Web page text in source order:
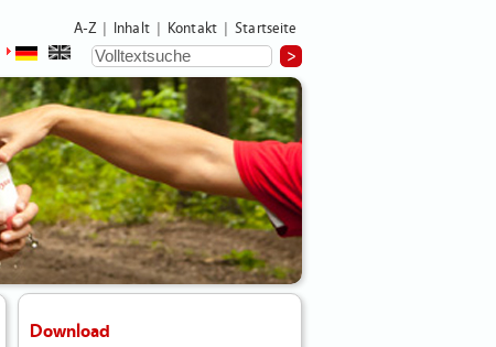
A-Z Inhalt Kontakt Startseite
Download